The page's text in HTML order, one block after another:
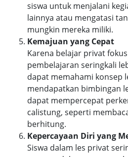
siswa untuk menjalani
lainnya atau mengatasi
mungkin mereka miliki.
Kemajuan yang Cepat
Karena belajar privat
pembelajaran seringkali
dapat memahami konsep
mendapatkan bimbingan
dapat mempercepat
calistung, seperti
berhitung.
Kepercayaan Diri yang
Siswa dalam les privat